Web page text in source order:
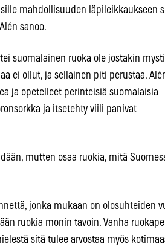
mahdollisuuden läpileikkaukseen
sanoo.
suomalainen ruoka ole jostakin
ei ollut, ja sellainen piti perustaa.
ja opetelleet perinteisiä suomalaisia
ja itsetehty viili panivat
mutten osaa ruokia, mitä
jonka mukaan on olosuhteiden
ruokia monin tavoin. Vanha
sitä tulee arvostaa myös